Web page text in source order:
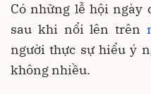
Có những lễ hội ngày
sau khi nổi lên trên
người thực sự hiểu ý
không nhiều.